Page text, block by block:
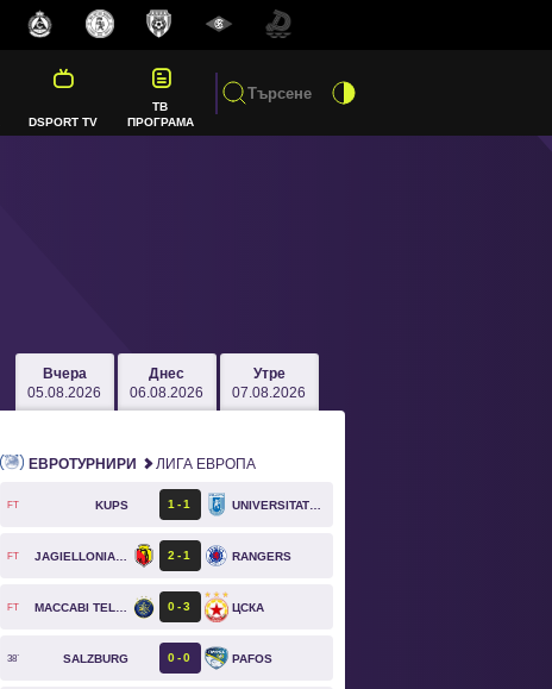
DSPORT TV
ТВ
ПРОГРАМА
Вчера
05.08.2026
Днес
06.08.2026
Утре
07.08.2026
ЕВРОТУРНИРИ ЛИГА ЕВРОПА
FT KUPS 1 1
FT 2 1 RANGERS
FT 0 3 ЦСКА
38` SALZBURG 0 0 PAFOS